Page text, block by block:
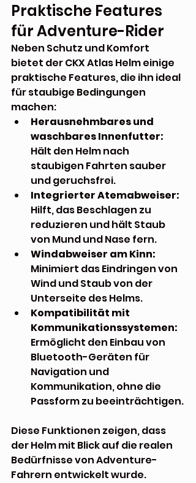
Praktische Features
für Adventure-Rider
Neben Schutz und Komfort
bietet der CKX Atlas Helm einige
praktische Features, die ihn ideal
für staubige Bedingungen
machen:
Herausnehmbares und
waschbares Innenfutter:
Hält den Helm nach
staubigen Fahrten sauber
und geruchsfrei.
Integrierter Atemabweiser:
Hilft, das Beschlagen zu
reduzieren und hält Staub
von Mund und Nase fern.
Windabweiser am Kinn:
Minimiert das Eindringen von
Wind und Staub von der
Unterseite des Helms.
Kompatibilität mit
Kommunikationssystemen:
Ermöglicht den Einbau von
Bluetooth-Geräten für
Navigation und
Kommunikation, ohne die
Passform zu beeinträchtigen.
Diese Funktionen zeigen, dass
der Helm mit Blick auf die realen
Bedürfnisse von Adventure-
Fahrern entwickelt wurde.